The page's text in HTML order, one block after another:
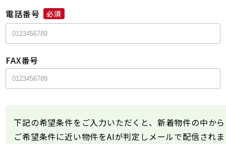
電話番号 必須
FAX番号
下記の希望条件をご入力いただくと、新着物件の中から
ご希望条件に近い物件をAIが判定しメールで配信されま